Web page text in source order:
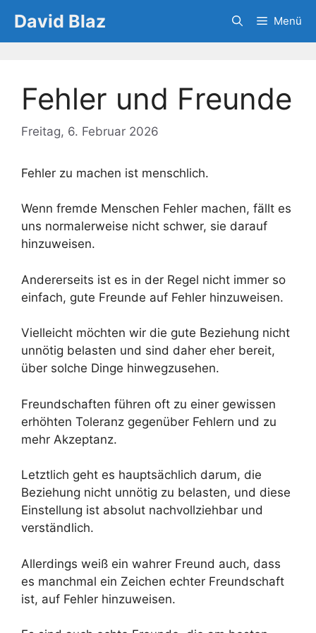
Inhalt
springen
David Blaz Menü
Fehler und Freunde
Freitag, 6. Februar 2026
Fehler zu machen ist menschlich.
Wenn fremde Menschen Fehler machen, fällt es
uns normalerweise nicht schwer, sie darauf
hinzuweisen.
Andererseits ist es in der Regel nicht immer so
einfach, gute Freunde auf Fehler hinzuweisen.
Vielleicht möchten wir die gute Beziehung nicht
unnötig belasten und sind daher eher bereit,
über solche Dinge hinwegzusehen.
Freundschaften führen oft zu einer gewissen
erhöhten Toleranz gegenüber Fehlern und zu
mehr Akzeptanz.
Letztlich geht es hauptsächlich darum, die
Beziehung nicht unnötig zu belasten, und diese
Einstellung ist absolut nachvollziehbar und
verständlich.
Allerdings weiß ein wahrer Freund auch, dass
es manchmal ein Zeichen echter Freundschaft
ist, auf Fehler hinzuweisen.